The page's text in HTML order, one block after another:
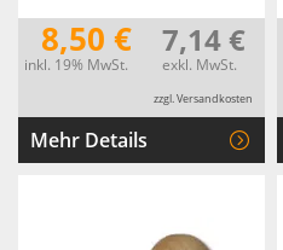
8,50 €
inkl. 19% MwSt.
7,14 €
exkl. MwSt.
zzgl. Versandkosten
Mehr Details